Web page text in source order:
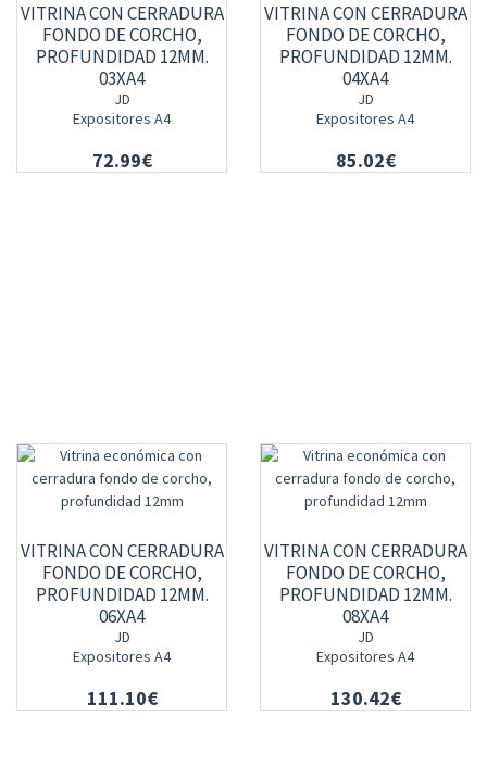
VITRINA CON CERRADURA
FONDO DE CORCHO,
PROFUNDIDAD 12MM.
03XA4
JD
Expositores A4
72.99€
VITRINA CON CERRADURA
FONDO DE CORCHO,
PROFUNDIDAD 12MM.
04XA4
JD
Expositores A4
85.02€
VITRINA CON CERRADURA
FONDO DE CORCHO,
PROFUNDIDAD 12MM.
06XA4
JD
Expositores A4
111.10€
VITRINA CON CERRADURA
FONDO DE CORCHO,
PROFUNDIDAD 12MM.
08XA4
JD
Expositores A4
130.42€